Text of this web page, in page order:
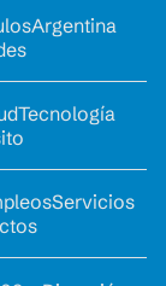
Argentina
Tecnología
Servicios